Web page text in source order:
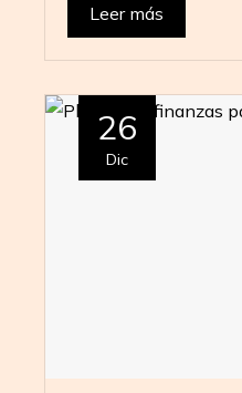
Leer más
26
Dic